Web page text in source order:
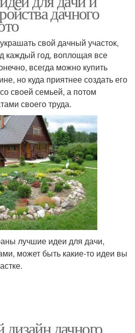
дачного
свой дачный участок,
каждый год, воплощая все
всегда можно купить
но куда приятнее создать его
своей семьей, а потом
своего труда.
лучшие идеи для дачи,
может быть какие-то идеи вы
дачного